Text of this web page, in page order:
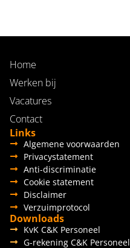
Home
Werken bij
Vacatures
Contact
Links
Algemene voorwaarden
Privacystatement
Anti-discriminatie
Cookie statement
Disclaimer
Verzuimprotocol
Downloads
KvK C&K Personeel
G-rekening C&K Personeel